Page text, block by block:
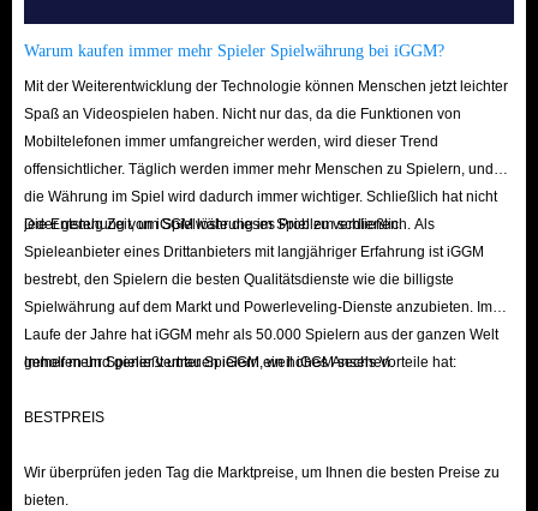
Warum kaufen immer mehr Spieler Spielwährung bei iGGM?
Mit der Weiterentwicklung der Technologie können Menschen jetzt leichter
Spaß an Videospielen haben. Nicht nur das, da die Funktionen von
Mobiltelefonen immer umfangreicher werden, wird dieser Trend
offensichtlicher. Täglich werden immer mehr Menschen zu Spielern, und
die Währung im Spiel wird dadurch immer wichtiger. Schließlich hat nicht
jeder genug Zeit, um Spielwährung im Spiel zu verdienen.
Die Entstehung von iGGM löste dieses Problem schließlich. Als
Spieleanbieter eines Drittanbieters mit langjähriger Erfahrung ist iGGM
bestrebt, den Spielern die besten Qualitätsdienste wie die billigste
Spielwährung auf dem Markt und Powerleveling-Dienste anzubieten. Im
Laufe der Jahre hat iGGM mehr als 50.000 Spielern aus der ganzen Welt
geholfen und genießt unter Spielern ein hohes Ansehen.
Immer mehr Spieler vertrauen iGGM, weil iGGM sechs Vorteile hat:
BESTPREIS
Wir überprüfen jeden Tag die Marktpreise, um Ihnen die besten Preise zu
bieten.